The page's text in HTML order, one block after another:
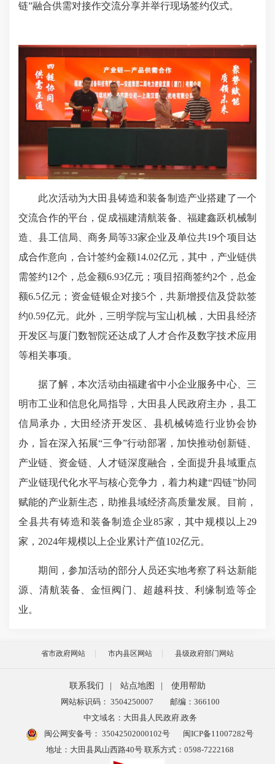
链”融合供需对接作交流分享并举行现场签约仪式。
此次活动为大田县铸造和装备制造产业搭建了一个
交流合作的平台，促成福建清航装备、福建鑫跃机械制
造、县工信局、商务局等33家企业及单位共19个项目达
成合作意向，合计签约金额14.02亿元，其中，产业链供
需签约12个，总金额6.93亿元；项目招商签约2个，总金
额6.5亿元；资金链银企对接5个，共新增授信及贷款签
约0.59亿元。此外，三明学院与宝山机械，大田县经济
开发区与厦门数智院还达成了人才合作及数字技术应用
等相关事项。
据了解，本次活动由福建省中小企业服务中心、三
明市工业和信息化局指导，大田县人民政府主办，县工
信局承办，大田经济开发区、县机械铸造行业协会协
办，旨在深入拓展“三争”行动部署，加快推动创新链、
产业链、资金链、人才链深度融合，全面提升县域重点
产业链现代化水平与核心竞争力，着力构建“四链”协同
赋能的产业新生态，助推县域经济高质量发展。目前，
全县共有铸造和装备制造企业85家，其中规模以上29
家，2024年规模以上企业累计产值102亿元。
期间，参加活动的部分人员还实地考察了科达新能
源、清航装备、金恒阀门、超越科技、利缘制造等企
业。
省市政府网站 市内县区网站 县级政府部门网站
联系我们 站点地图
使用帮助
网站标识码： 3504250007
邮编：366100
中文域名：大田县人民政府.政务
闽公网安备号： 35042502000102号
闽ICP备11007282号
地址：大田县凤山西路40号 联系方式：0598-7222168